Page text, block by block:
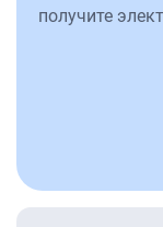
получите